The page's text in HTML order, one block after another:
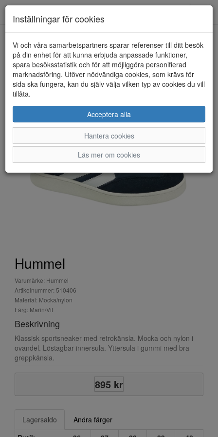
HEM HUMMEL
Hummel
Varumärke: Hummel
Artikelnummer: 510406
Material: Mocka/nylon
Färg: Marin/Vit
Beskrivning
Klassisk sportsneaker med retrokänsla. Mocka och nylon i
ovandel. Löstagbar innersula. Yttersula i gummi med bra
greppkänsla.
895 kr
Lagersaldo
Andra färger
Inställningar för cookies
Vi och våra samarbetspartners sparar referenser till ditt besök
på din enhet för att kunna erbjuda anpassade funktioner,
spara besöksstatistik och för att möjliggöra personifierad
marknadsföring. Utöver nödvändiga cookies, som krävs för
sida ska fungera, kan du själv välja vilken typ av cookies du vill
tillåta.
Acceptera alla
Hantera cookies
Läs mer om cookies